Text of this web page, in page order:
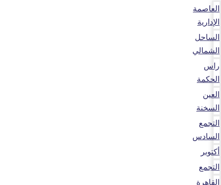
العاصمة
الإدارية
الساحل
الشمالي
راس
الحكمة
العين
السخنة
التجمع
السادس
أكتوبر
التجمع
القاهرة